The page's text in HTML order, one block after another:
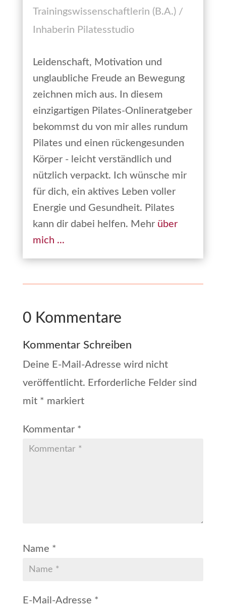
Trainingswissenschaftlerin (B.A.) /
Inhaberin Pilatesstudio
Leidenschaft, Motivation und
unglaubliche Freude an Bewegung
zeichnen mich aus. In diesem
einzigartigen Pilates-Onlineratgeber
bekommst du von mir alles rundum
Pilates und einen rückengesunden
Körper - leicht verständlich und
nützlich verpackt. Ich wünsche mir
für dich, ein aktives Leben voller
Energie und Gesundheit. Pilates
kann dir dabei helfen. Mehr über
mich ...
0 Kommentare
Kommentar Schreiben
Deine E-Mail-Adresse wird nicht
veröffentlicht. Erforderliche Felder sind
mit * markiert
Kommentar *
Name *
E-Mail-Adresse *